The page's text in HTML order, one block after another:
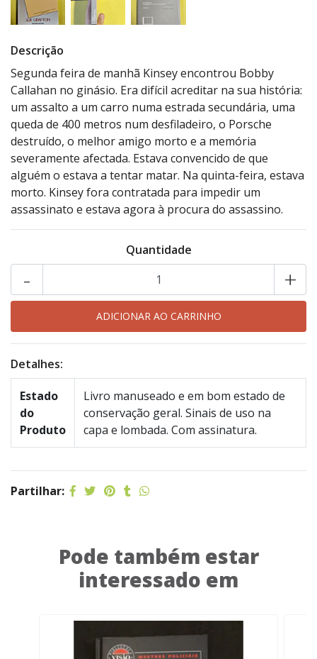
Descrição
Segunda feira de manhã Kinsey encontrou Bobby
Callahan no ginásio. Era difícil acreditar na sua história:
um assalto a um carro numa estrada secundária, uma
queda de 400 metros num desfiladeiro, o Porsche
destruído, o melhor amigo morto e a memória
severamente afectada. Estava convencido de que
alguém o estava a tentar matar. Na quinta-feira, estava
morto. Kinsey fora contratada para impedir um
assassinato e estava agora à procura do assassino.
Quantidade
+
-
Detalhes:
Estado
do
Produto
Livro manuseado e em bom estado de
conservação geral. Sinais de uso na
capa e lombada. Com assinatura.
Partilhar:
Pode também estar
interessado em